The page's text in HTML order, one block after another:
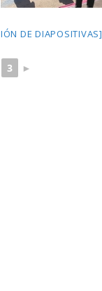
DE DIAPOSITIVAS]
3 ►